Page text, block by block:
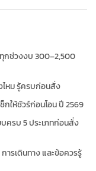
กช่วงงบ 300–2,500
ไหม รู้ครบก่อนสั่ง
ให้ชัวร์ก่อนโอน ปี 2569
ครบ 5 ประเภทก่อนสั่ง
ารเดินทาง และข้อควรรู้